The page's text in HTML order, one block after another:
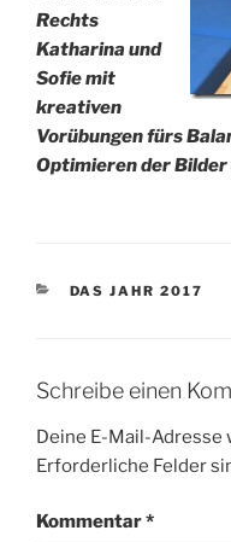
Rechts
Katharina und
Sofie mit
kreativen
Vorübungen fürs
Optimieren der
KATEGORIEN
DAS JAHR 2017
Schreibe einen
Deine E-Mail-
Erforderliche Felder
Kommentar*